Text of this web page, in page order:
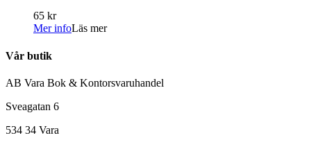
65 kr
Mer infoLäs mer
Vår butik
AB Vara Bok & Kontorsvaruhandel
Sveagatan 6
534 34 Vara